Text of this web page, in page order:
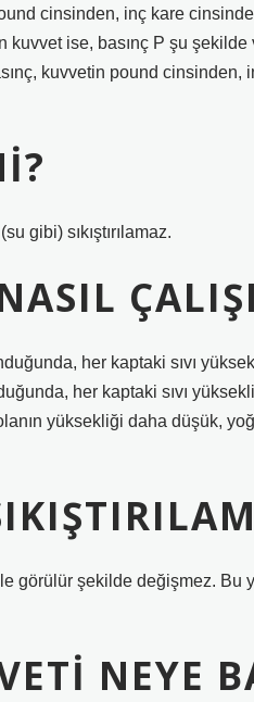
cinsinden, inç kare
kuvvet ise, basınç P şu
kuvvetin pound
gibi) sıkıştırılamaz.
her kaptaki sıvı
her kaptaki sıvı
yüksekliği daha düşük,
görülür şekilde değişmez. Bu
NEYE